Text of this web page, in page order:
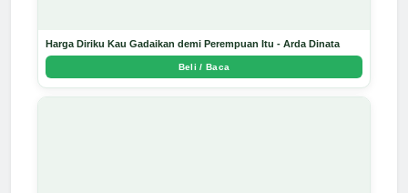
Harga Diriku Kau Gadaikan demi Perempuan Itu - Arda Dinata
Beli / Baca